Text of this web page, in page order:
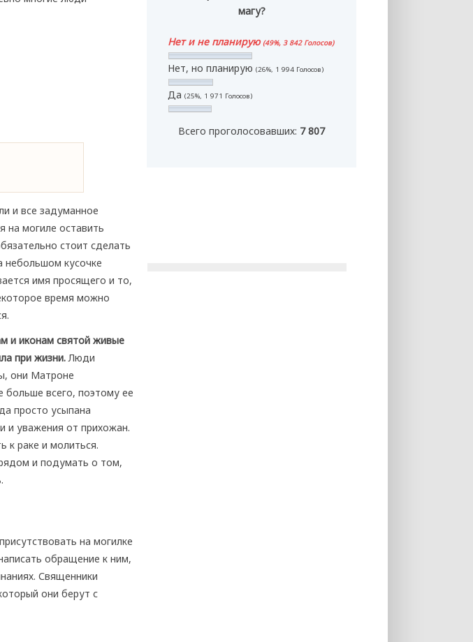
и все задуманное
на могиле оставить
стоит сделать
небольшом кусочке
имя просящего и то,
время можно
и иконам святой живые
при жизни.Люди
они Матроне
всего, поэтому ее
просто усыпана
и уважения от прихожан.
к раке и молиться.
и подумать о том,
на могилке
обращение к ним,
Священники
они берут с
магу?
Нет и не планирую(49%, 3 842 Голосов)
Нет, но планирую (26%, 1 994 Голосов)
Да (25%, 1 971 Голосов)
Всего проголосовавших: 7 807